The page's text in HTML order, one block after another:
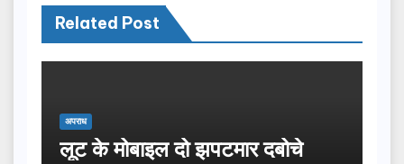
Related Post
अपराध
लूट के मोबाइल दो झपटमार दबोचे